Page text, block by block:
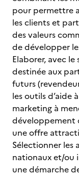
pour permettre
les clients et
des valeurs
de développer
Elaborer, avec
destinée aux
futurs
les outils d’aide
marketing à
développement
une offre
Sélectionner les
nationaux et/ou
une démarche